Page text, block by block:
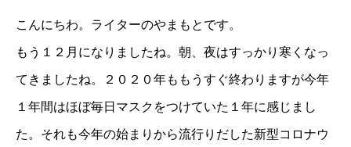
こんにちわ。ライターのやまもとです。
もう１２月になりましたね。朝、夜はすっかり寒くなっ
てきましたね。２０２０年ももうすぐ終わりますが今年
１年間はほぼ毎日マスクをつけていた１年に感じまし
た。それも今年の始まりから流行りだした新型コロナウ